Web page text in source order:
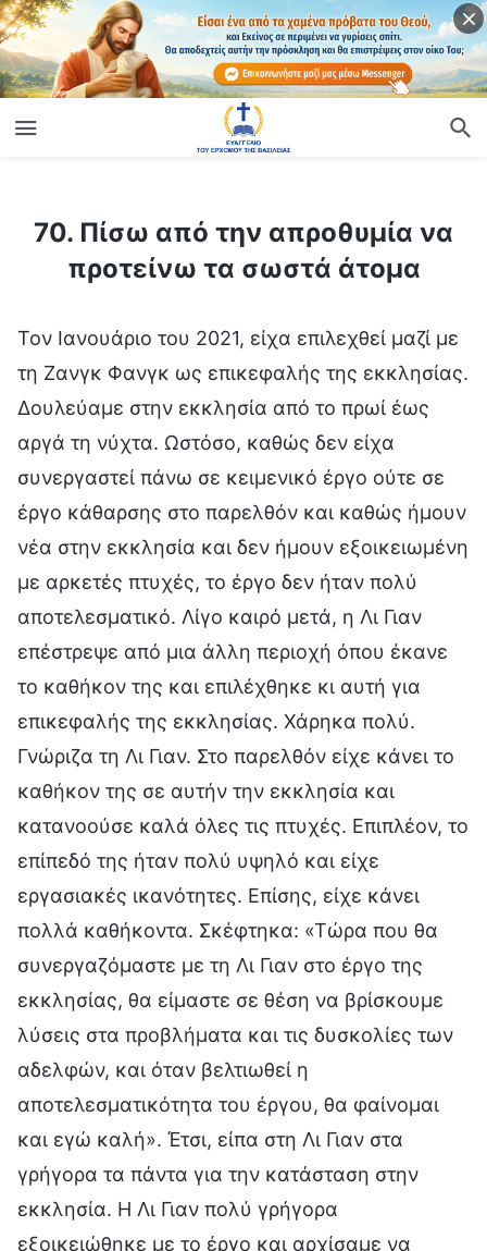
70. Πίσω από την απροθυμία να
προτείνω τα σωστά άτομα
Τον Ιανουάριο του 2021, είχα επιλεχθεί μαζί με
τη Ζανγκ Φανγκ ως επικεφαλής της εκκλησίας.
Δουλεύαμε στην εκκλησία από το πρωί έως
αργά τη νύχτα. Ωστόσο, καθώς δεν είχα
συνεργαστεί πάνω σε κειμενικό έργο ούτε σε
έργο κάθαρσης στο παρελθόν και καθώς ήμουν
νέα στην εκκλησία και δεν ήμουν εξοικειωμένη
με αρκετές πτυχές, το έργο δεν ήταν πολύ
αποτελεσματικό. Λίγο καιρό μετά, η Λι Γιαν
επέστρεψε από μια άλλη περιοχή όπου έκανε
το καθήκον της και επιλέχθηκε κι αυτή για
επικεφαλής της εκκλησίας. Χάρηκα πολύ.
Γνώριζα τη Λι Γιαν. Στο παρελθόν είχε κάνει το
καθήκον της σε αυτήν την εκκλησία και
κατανοούσε καλά όλες τις πτυχές. Επιπλέον, το
επίπεδό της ήταν πολύ υψηλό και είχε
εργασιακές ικανότητες. Επίσης, είχε κάνει
πολλά καθήκοντα. Σκέφτηκα: «Τώρα που θα
συνεργαζόμαστε με τη Λι Γιαν στο έργο της
εκκλησίας, θα είμαστε σε θέση να βρίσκουμε
λύσεις στα προβλήματα και τις δυσκολίες των
αδελφών, και όταν βελτιωθεί η
αποτελεσματικότητα του έργου, θα φαίνομαι
και εγώ καλή». Έτσι, είπα στη Λι Γιαν στα
γρήγορα τα πάντα για την κατάσταση στην
εκκλησία. Η Λι Γιαν πολύ γρήγορα
εξοικειώθηκε με το έργο και αρχίσαμε να